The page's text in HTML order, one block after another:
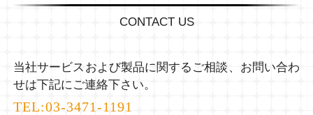
CONTACT US
当社サービスおよび製品に関するご相談、お問い合わ
せは下記にご連絡下さい。
TEL:03-3471-1191